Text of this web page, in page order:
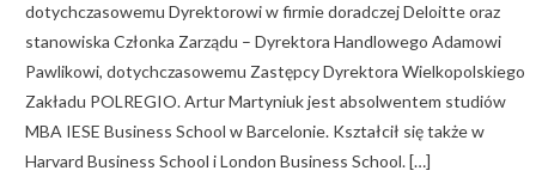
dotychczasowemu Dyrektorowi w firmie doradczej Deloitte oraz
stanowiska Członka Zarządu – Dyrektora Handlowego Adamowi
Pawlikowi, dotychczasowemu Zastępcy Dyrektora Wielkopolskiego
Zakładu POLREGIO. Artur Martyniuk jest absolwentem studiów
MBA IESE Business School w Barcelonie. Kształcił się także w
Harvard Business School i London Business School. […]